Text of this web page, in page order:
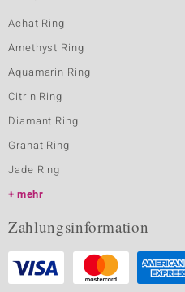
Achat Ring
Amethyst Ring
Aquamarin Ring
Citrin Ring
Diamant Ring
Granat Ring
Jade Ring
mehr
Zahlungsinformation